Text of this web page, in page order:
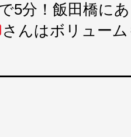
5分！飯田橋に
さんはボリュー